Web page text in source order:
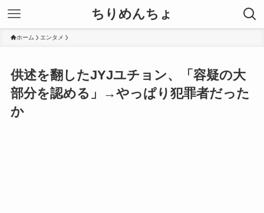
ちりめんちょ
ホーム エンタメ
供述を翻したJYJユチョン、「容疑の大
部分を認める」→やっぱり犯罪者だった
か